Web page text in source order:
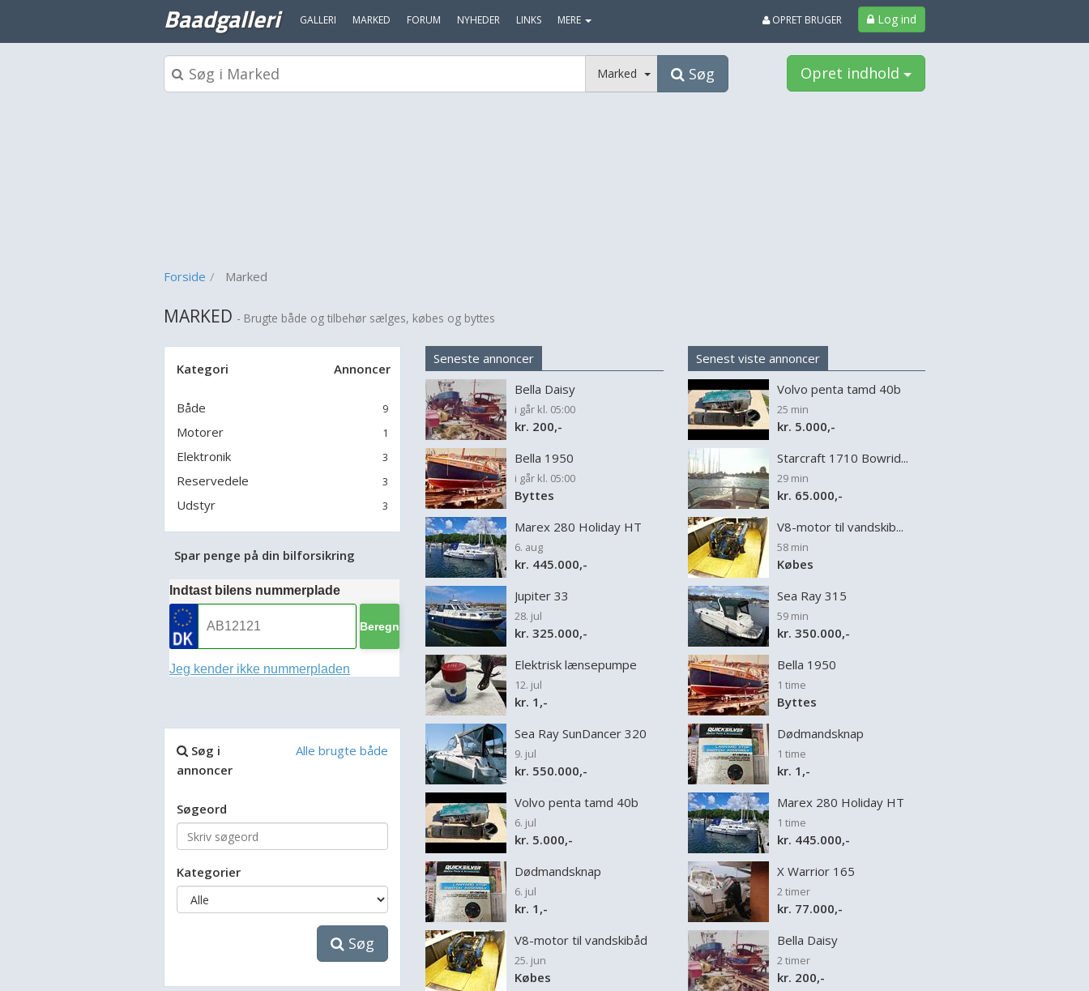
Baadgalleri GALLERI MARKED FORUM NYHEDER LINKS MERE Log ind
OPRET BRUGER
Marked Søg Opret indhold
Forside Marked
MARKED - Brugte både og tilbehør sælges, købes og byttes
Kategori Annoncer
Både 9
Motorer 1
Elektronik 3
Reservedele 3
Udstyr 3
Spar penge på din bilforsikring
Søg i
annoncer
Alle brugte både
Søgeord
Kategorier
Søg
Seneste annoncer
Bella Daisy
i går kl. 05:00
kr. 200,-
Bella 1950
i går kl. 05:00
Byttes
Marex 280 Holiday HT
6. aug
kr. 445.000,-
Jupiter 33
28. jul
kr. 325.000,-
Elektrisk lænsepumpe
12. jul
kr. 1,-
Sea Ray SunDancer 320
9. jul
kr. 550.000,-
Volvo penta tamd 40b
6. jul
kr. 5.000,-
Dødmandsknap
6. jul
kr. 1,-
V8-motor til vandskibåd
25. jun
Købes
Senest viste annoncer
Volvo penta tamd 40b
25 min
kr. 5.000,-
Starcraft 1710 Bowrid...
29 min
kr. 65.000,-
V8-motor til vandskib...
58 min
Købes
Sea Ray 315
59 min
kr. 350.000,-
Bella 1950
1 time
Byttes
Dødmandsknap
1 time
kr. 1,-
Marex 280 Holiday HT
1 time
kr. 445.000,-
X Warrior 165
2 timer
kr. 77.000,-
Bella Daisy
2 timer
kr. 200,-